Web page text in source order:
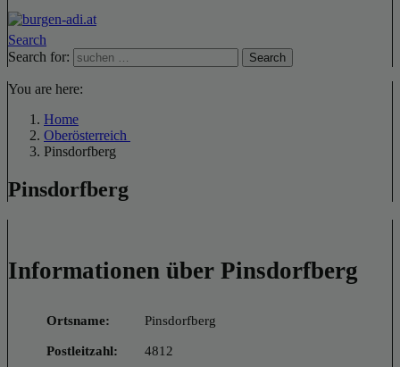
Search
Search for:
Search
You are here:
Home
Oberösterreich
Pinsdorfberg
Pinsdorfberg
Informationen über Pinsdorfberg
Ortsname: Pinsdorfberg
Postleitzahl: 4812